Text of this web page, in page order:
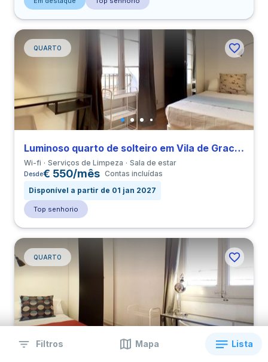
QUARTO
Luminoso quarto de solteiro em Vila de Gracia perto de URL
Wi-fi Serviços de Limpeza Sala de estar
Desde€ 550/mês Contas incluídas
Disponível a partir de 01 jan 2027
Top senhorio
QUARTO
Filtros Mapa Lista